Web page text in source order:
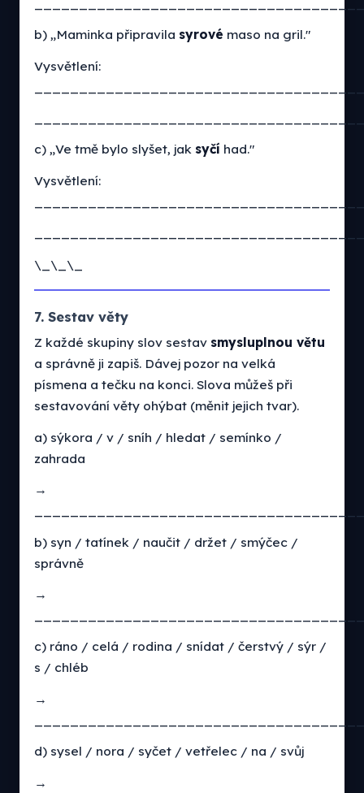
b) „Maminka připravila syrové maso na gril."
Vysvětlení:
c) „Ve tmě bylo slyšet, jak syčí had."
Vysvětlení:
\_\_\_
7. Sestav věty
Z každé skupiny slov sestav smysluplnou větu
a správně ji zapiš. Dávej pozor na velká
písmena a tečku na konci. Slova můžeš při
sestavování věty ohýbat (měnit jejich tvar).
a) sýkora / v / sníh / hledat / semínko /
zahrada
→
b) syn / tatínek / naučit / držet / smýčec /
správně
→
c) ráno / celá / rodina / snídat / čerstvý / sýr /
s / chléb
→
d) sysel / nora / syčet / vetřelec / na / svůj
→